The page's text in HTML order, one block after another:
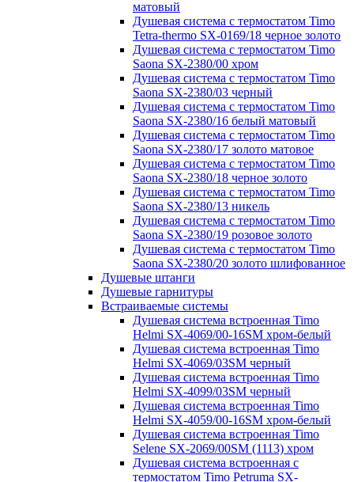
матовый
Душевая система с термостатом Timo
Tetra-thermo SX-0169/18 черное золото
Душевая система с термостатом Timo
Saona SX-2380/00 хром
Душевая система с термостатом Timo
Saona SX-2380/03 черный
Душевая система с термостатом Timo
Saona SX-2380/16 белый матовый
Душевая система с термостатом Timo
Saona SX-2380/17 золото матовое
Душевая система с термостатом Timo
Saona SX-2380/18 черное золото
Душевая система с термостатом Timo
Saona SX-2380/13 никель
Душевая система с термостатом Timo
Saona SX-2380/19 розовое золото
Душевая система с термостатом Timo
Saona SX-2380/20 золото шлифованное
Душевые штанги
Душевые гарнитуры
Встраиваемые системы
Душевая система встроенная Timo
Helmi SX-4069/00-16SM хром-белый
Душевая система встроенная Timo
Helmi SX-4069/03SM черный
Душевая система встроенная Timo
Helmi SX-4099/03SM черный
Душевая система встроенная Timo
Helmi SX-4059/00-16SM хром-белый
Душевая система встроенная Timo
Selene SX-2069/00SM (1113) хром
Душевая система встроенная с
термостатом Timo Petruma SX-